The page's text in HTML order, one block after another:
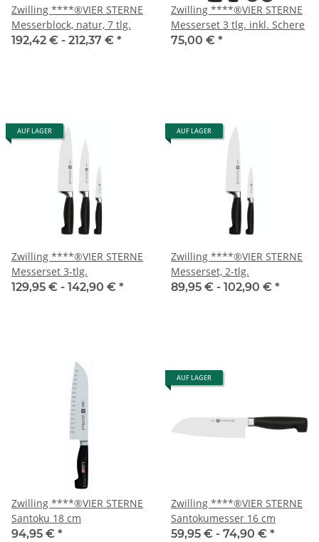
Zwilling ****®VIER STERNE
Messerblock, natur, 7 tlg.
192,42 € - 212,37 € *
Zwilling ****®VIER STERNE
Messerset 3 tlg. inkl. Schere
75,00 € *
AUF LAGER
Zwilling ****®VIER STERNE
Messerset 3-tlg.
129,95 € - 142,90 € *
AUF LAGER
Zwilling ****®VIER STERNE
Messerset, 2-tlg.
89,95 € - 102,90 € *
Zwilling ****®VIER STERNE
Santoku 18 cm
94,95 € *
AUF LAGER
Zwilling ****®VIER STERNE
Santokumesser 16 cm
59,95 € - 74,90 € *